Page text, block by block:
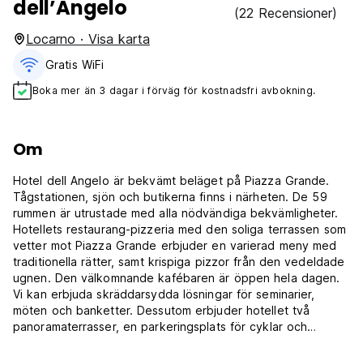
dell’Angelo
(22 Recensioner)
Locarno · Visa karta
Gratis WiFi
Boka mer än 3 dagar i förväg för kostnadsfri avbokning.
Om
Hotel dell Angelo är bekvämt beläget på Piazza Grande.
Tågstationen, sjön och butikerna finns i närheten. De 59
rummen är utrustade med alla nödvändiga bekvämligheter.
Hotellets restaurang-pizzeria med den soliga terrassen som
vetter mot Piazza Grande erbjuder en varierad meny med
traditionella rätter, samt krispiga pizzor från den vedeldade
ugnen. Den välkomnande kafébaren är öppen hela dagen.
Vi kan erbjuda skräddarsydda lösningar för seminarier,
möten och banketter. Dessutom erbjuder hotellet två
panoramaterrasser, en parkeringsplats för cyklar och